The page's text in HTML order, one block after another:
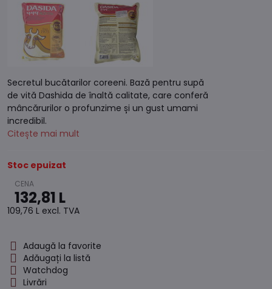
Secretul bucătarilor coreeni. Bază pentru supă
de vită Dashida de înaltă calitate, care conferă
mâncărurilor o profunzime și un gust umami
incredibil.
Citește mai mult
Stoc epuizat
132,81 L
109,76 L excl. TVA
Adaugă la favorite
Adăugați la listă
Watchdog
Livrări